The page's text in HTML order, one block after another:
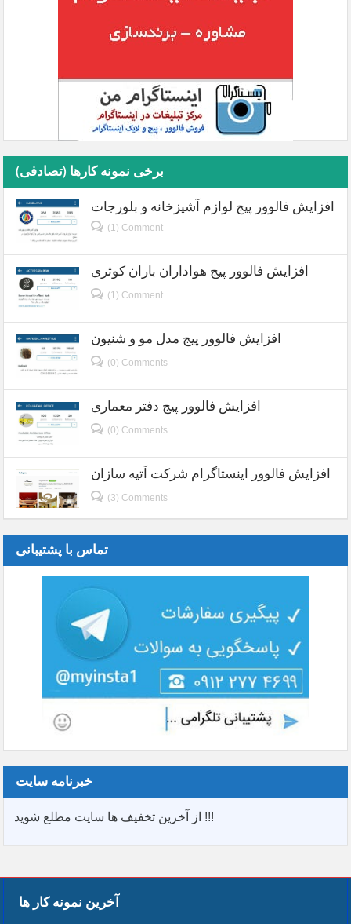
برخی نمونه کارها (تصادفی)
افزایش فالوور پیج لوازم آشپزخانه و بلورجات
(1) Comment
افزایش فالوور پیج هواداران باران کوثری
(1) Comment
افزایش فالوور پیج مدل مو و شنیون
(0) Comments
افزایش فالوور پیج دفتر معماری
(0) Comments
افزایش فالوور اینستاگرام شرکت آتیه سازان
(3) Comments
تماس با پشتیبانی
خبرنامه سایت
از آخرین تخفیف ها سایت مطلع شوید !!!
آخرین نمونه کار ها